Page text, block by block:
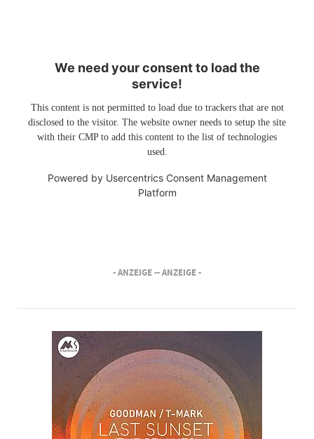
We need your consent to load the
service!
This content is not permitted to load due to trackers that are not
disclosed to the visitor. The website owner needs to setup the site
with their CMP to add this content to the list of technologies
used.
Powered by Usercentrics Consent Management
Platform
- ANZEIGE -- ANZEIGE -